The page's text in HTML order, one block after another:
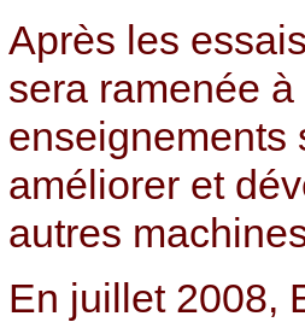
Après les
sera ramenée
enseignements
améliorer et
autres
En juillet 2008,